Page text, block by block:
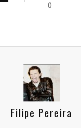
0
Filipe Pereira